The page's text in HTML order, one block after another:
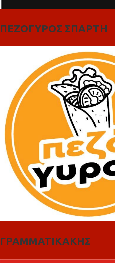
ΠΕΖΟΓΥΡΟΣ ΣΠΑΡΤΗ
ΓΡΑΜΜΑΤΙΚΑΚΗΣ